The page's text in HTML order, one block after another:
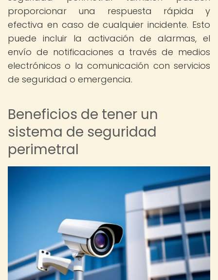
proporcionar una respuesta rápida y
efectiva en caso de cualquier incidente. Esto
puede incluir la activación de alarmas, el
envío de notificaciones a través de medios
electrónicos o la comunicación con servicios
de seguridad o emergencia.
Beneficios de tener un
sistema de seguridad
perimetral